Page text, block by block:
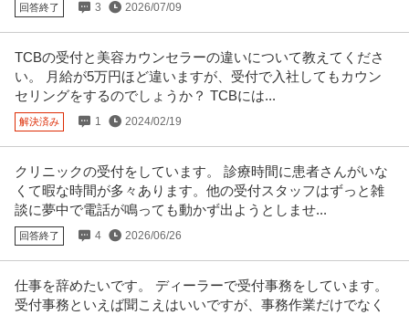
回答終了 3 2026/07/09
TCBの受付と美容カウンセラーの違いについて教えてくださ
い。 月給が5万円ほど違いますが、受付で入社してもカウン
セリングをするのでしょうか？ TCBには...
解決済み 1 2024/02/19
クリニックの受付をしています。 診療時間に患者さんがいな
くて暇な時間が多々あります。他の受付スタッフはずっと雑
談に夢中で電話が鳴っても動かず出ようとしませ...
回答終了 4 2026/06/26
仕事を辞めたいです。 ディーラーで受付事務をしています。
受付事務といえば聞こえはいいですが、事務作業だけでなく